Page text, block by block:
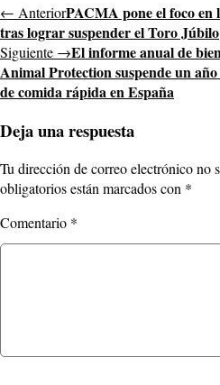
← AnteriorPACMA pone el foco en
tras lograr suspender el Toro Júbilo
Siguiente →El informe anual de
Animal Protection suspende un año
de comida rápida en España
Deja una respuesta
Tu dirección de correo electrónico no
obligatorios están marcados con *
Comentario *